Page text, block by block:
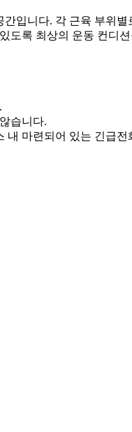
입니다. 각 근육 부위
도록 최상의 운동 컨디
습니다.
마련되어 있는 긴급